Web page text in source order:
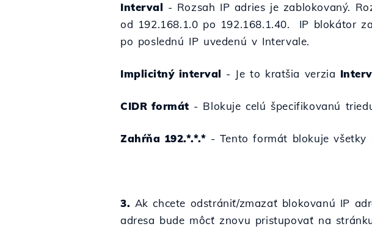
Interval - Rozsah IP adries je zablokovaný.
od 192.168.1.0 po 192.168.1.40. IP blokátor
po poslednú IP uvedenú v Intervale.
Implicitný interval - Je to kratšia verzia
CIDR formát - Blokuje celú špecifikovanú
Zahŕňa 192.*.*.* - Tento formát blokuje všetky
3. Ak chcete odstrániť/zmazať blokovanú IP
adresa bude môcť znovu pristupovať na